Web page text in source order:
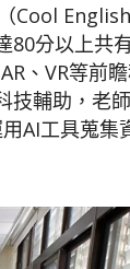
Cool
80分以上共
、VR等前
技輔助，老
AI工具蒐集